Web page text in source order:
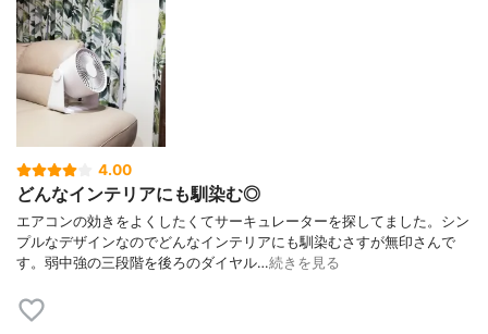
4.00
どんなインテリアにも馴染む◎
エアコンの効きをよくしたくてサーキュレーターを探してました。シン
プルなデザインなのでどんなインテリアにも馴染むさすが無印さんで
す。弱中強の三段階を後ろのダイヤル…続きを見る